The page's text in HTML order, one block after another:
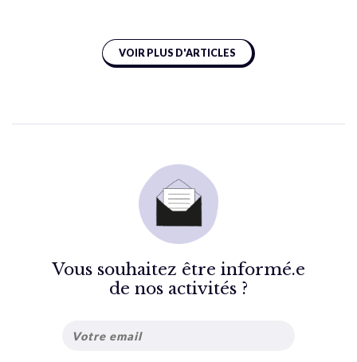
VOIR PLUS D'ARTICLES
Vous souhaitez être informé.e
de nos activités ?